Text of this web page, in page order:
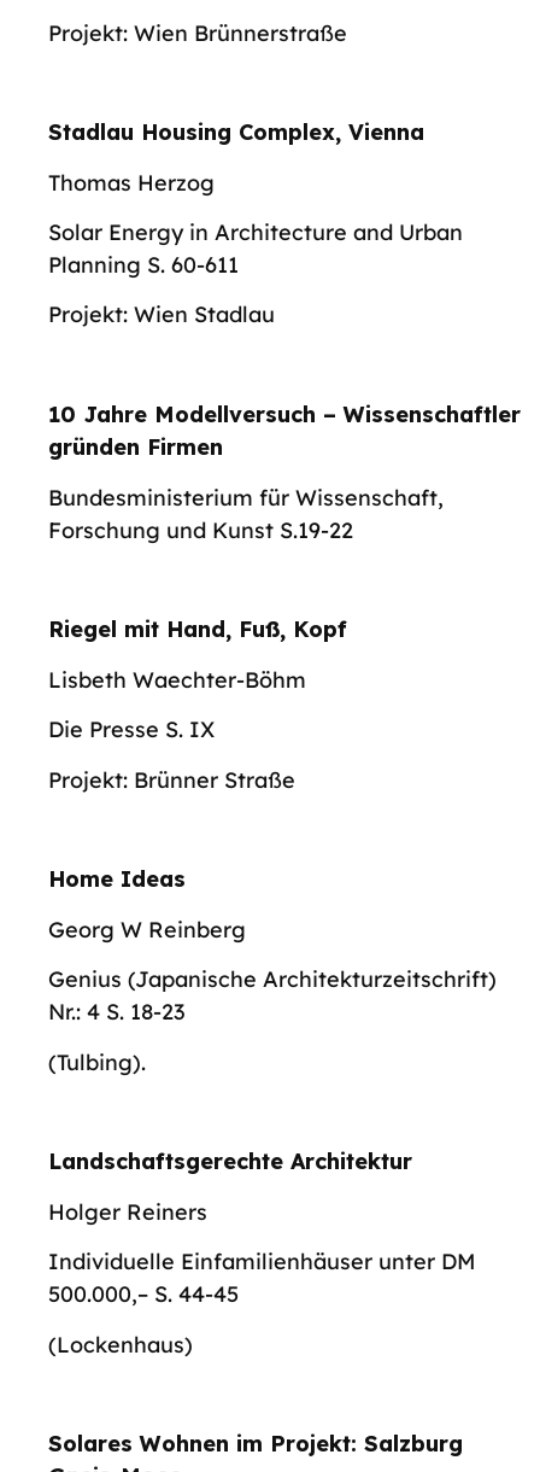
Projekt: Wien Brünnerstraße
Stadlau Housing Complex, Vienna
Thomas Herzog
Solar Energy in Architecture and Urban
Planning S. 60-611
Projekt: Wien Stadlau
10 Jahre Modellversuch – Wissenschaftler
gründen Firmen
Bundesministerium für Wissenschaft,
Forschung und Kunst S.19-22
Riegel mit Hand, Fuß, Kopf
Lisbeth Waechter-Böhm
Die Presse S. IX
Projekt: Brünner Straße
Home Ideas
Georg W Reinberg
Genius (Japanische Architekturzeitschrift)
Nr.: 4 S. 18-23
(Tulbing).
Landschaftsgerechte Architektur
Holger Reiners
Individuelle Einfamilienhäuser unter DM
500.000,– S. 44-45
(Lockenhaus)
Solares Wohnen im Projekt: Salzburg